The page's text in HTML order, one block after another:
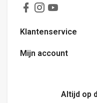
Klantenservice
Mijn account
Altijd op